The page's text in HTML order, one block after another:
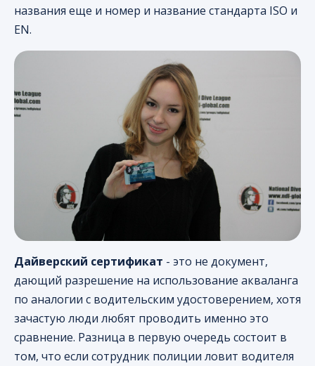
названия еще и номер и название стандарта ISO и
EN.
Дайверский сертификат - это не документ,
дающий разрешение на использование акваланга
по аналогии с водительским удостоверением, хотя
зачастую люди любят проводить именно это
сравнение. Разница в первую очередь состоит в
том, что если сотрудник полиции ловит водителя